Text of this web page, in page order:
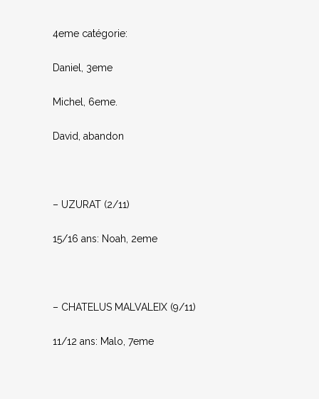
4eme catégorie:
Daniel, 3eme
Michel, 6eme.
David, abandon
– UZURAT (2/11)
15/16 ans: Noah, 2eme
– CHATELUS MALVALEIX (9/11)
11/12 ans: Malo, 7eme